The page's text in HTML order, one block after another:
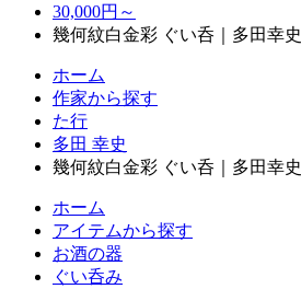
30,000円～
幾何紋白金彩 ぐい呑｜多田幸史
ホーム
作家から探す
た行
多田 幸史
幾何紋白金彩 ぐい呑｜多田幸史
ホーム
アイテムから探す
お酒の器
ぐい呑み